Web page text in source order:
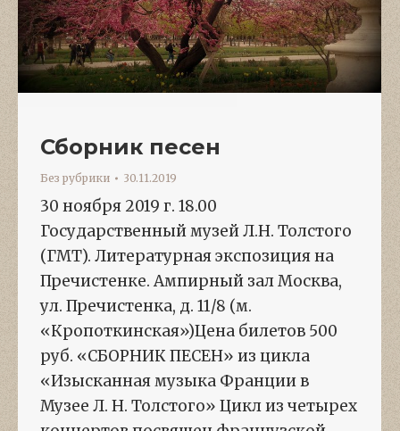
Сборник песен
Без рубрики 30.11.2019
30 ноября 2019 г. 18.00
Государственный музей Л.Н. Толстого
(ГМТ). Литературная экспозиция на
Пречистенке. Ампирный зал Москва,
ул. Пречистенка, д. 11/8 (м.
«Кропоткинская»)Цена билетов 500
руб. «СБОРНИК ПЕСЕН» из цикла
«Изысканная музыка Франции в
Музее Л. Н. Толстого» Цикл из четырех